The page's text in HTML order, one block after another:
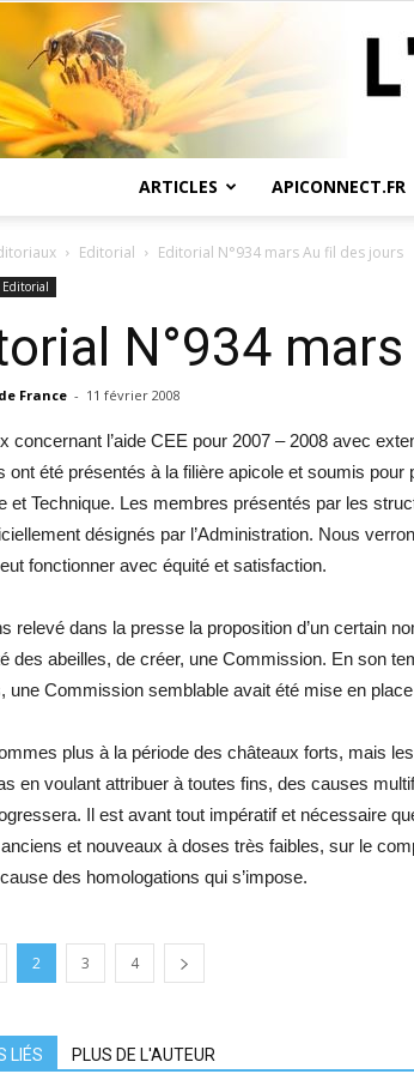
ARTICLES APICONNECT.FR
Editorial Editorial N°934 mars Au fil des jours
Editorial
N°934
France - 11 février 2008
concernant l’aide CEE pour 2007 – 2008 avec
ont été présentés à la filière apicole et soumis pour
et Technique. Les membres présentés par les
désignés par l’Administration. Nous
fonctionner avec équité et satisfaction.
relevé dans la presse la proposition d’un certain
des abeilles, de créer, une Commission. En son
une Commission semblable avait été mise en
plus à la période des châteaux forts, mais
en voulant attribuer à toutes fins, des causes
Il est avant tout impératif et nécessaire
et nouveaux à doses très faibles, sur le
des homologations qui s’impose.
2 3 4
LIÉS PLUS DE L'AUTEUR